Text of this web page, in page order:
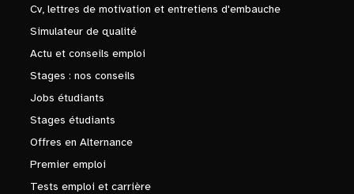
Cv, lettres de motivation et entretiens d'embauche
Simulateur de qualité
Actu et conseils emploi
Stages : nos conseils
Jobs étudiants
Stages étudiants
Offres en Alternance
Premier emploi
Tests emploi et carrière